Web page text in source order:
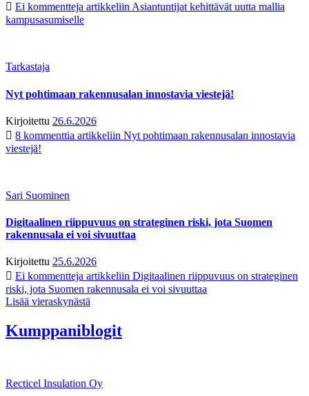
Ei kommentteja artikkeliin Asiantuntijat kehittävät uutta mallia
kampusasumiselle
Tarkastaja
Nyt pohtimaan rakennusalan innostavia viestejä!
Kirjoitettu 26.6.2026
8 kommenttia artikkeliin Nyt pohtimaan rakennusalan innostavia
viestejä!
Sari Suominen
Digitaalinen riippuvuus on strateginen riski, jota Suomen
rakennusala ei voi sivuuttaa
Kirjoitettu 25.6.2026
Ei kommentteja artikkeliin Digitaalinen riippuvuus on strateginen
riski, jota Suomen rakennusala ei voi sivuuttaa
Lisää vieraskynästä
Kumppaniblogit
Recticel Insulation Oy